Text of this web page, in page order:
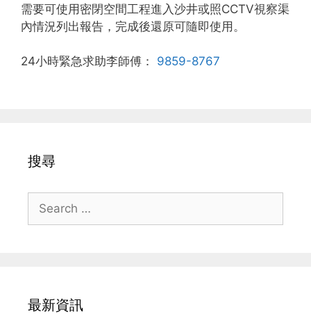
需要可使用密閉空間工程進入沙井或照CCTV視察渠
內情況列出報告，完成後還原可隨即使用。
24小時緊急求助李師傅： 9859-8767
搜尋
for:
最新資訊